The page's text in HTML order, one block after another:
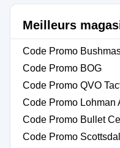
Meilleurs
Code Promo
Code Promo BOG
Code Promo QVO
Code Promo Lohman
Code Promo Bullet
Code Promo